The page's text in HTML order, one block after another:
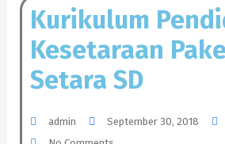
Kurikulum
Kesetaraan
Setara SD
admin September 30, 2018